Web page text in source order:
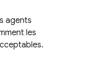
agents
les